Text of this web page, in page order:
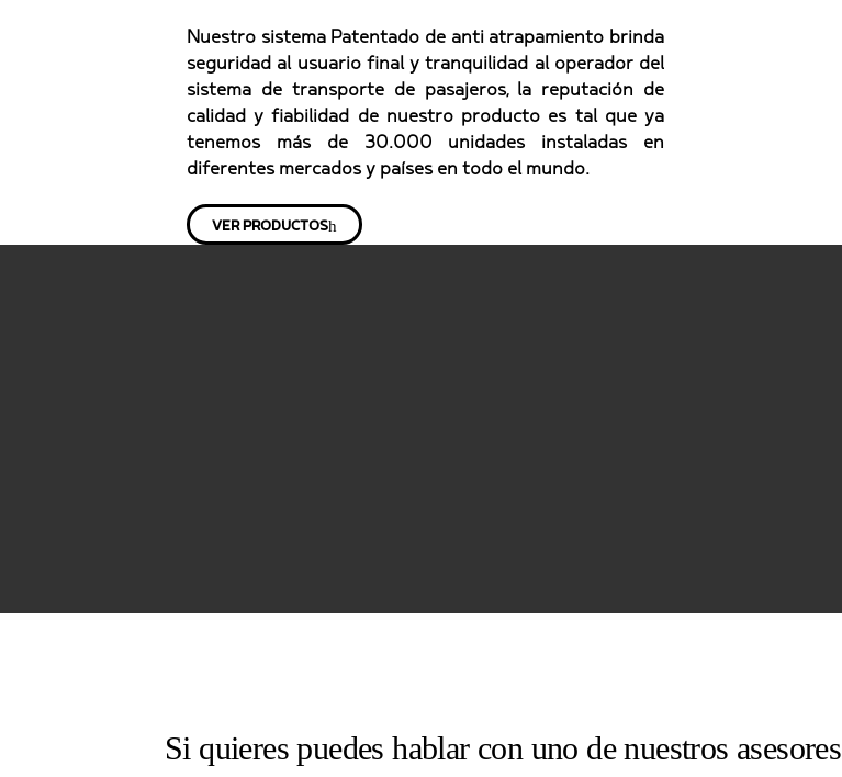
Nuestro sistema Patentado de anti atrapamiento brinda
seguridad al usuario final y tranquilidad al operador del
sistema de transporte de pasajeros, la reputación de
calidad y fiabilidad de nuestro producto es tal que ya
tenemos más de 30.000 unidades instaladas en
diferentes mercados y países en todo el mundo.
VER PRODUCTOS
Si quieres puedes hablar con uno de nuestros asesores